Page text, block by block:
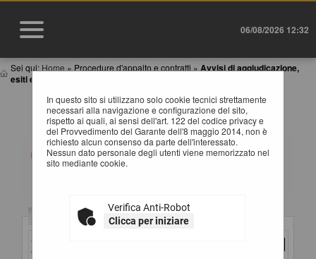
06/08/2026 12:32
Sei qui: Home » Procedure d'appalto e contratti » Avvisi di aggiudicazione,
esiti e affida...
In questo sito si utilizzano solo cookie tecnici strettamente
necessari alla navigazione e configurazione del sito,
rispetto ai quali, ai sensi dell'art. 122 del codice privacy e
del Provvedimento del Garante dell'8 maggio 2014, non è
richiesto alcun consenso da parte dell'interessato.
Nessun dato personale degli utenti viene memorizzato nel
sito mediante cookie.
Verifica Anti-Robot
Clicca per iniziare
AVVISI DI AGGIUDICAZIONE, ESITI E
AFFIDAMENTI
All'interno di questa sezione è possibile consultare gli
esiti di gara secondo i tempi previsti dalla normativa dei
contratti.
Criteri di ricerca
Stazione
appaltante :